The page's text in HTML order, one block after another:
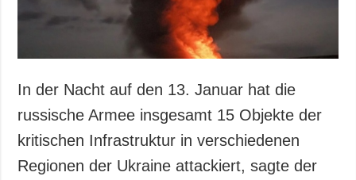
In der Nacht auf den 13. Januar hat die
russische Armee insgesamt 15 Objekte der
kritischen Infrastruktur in verschiedenen
Regionen der Ukraine attackiert, sagte der